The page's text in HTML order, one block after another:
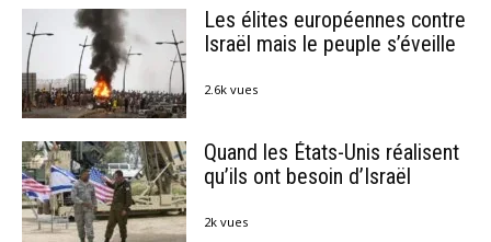
Les élites européennes contre
Israël mais le peuple s’éveille
2.6k vues
Quand les États-Unis réalisent
qu’ils ont besoin d’Israël
2k vues